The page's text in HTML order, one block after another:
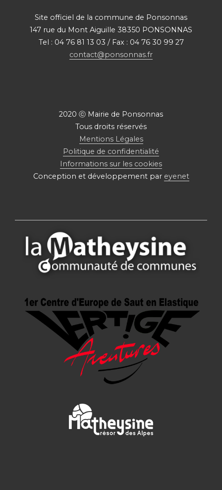
Site officiel de la commune de Ponsonnas
147 rue du Mont Aiguille 38350 PONSONNAS
Tel : 04 76 81 13 03 / Fax : 04 76 30 99 27
contact@ponsonnas.fr
2020 ⓒ Mairie de Ponsonnas
Tous droits réservés
Mentions Légales
Politique de confidentialité
Informations sur les cookies
Conception et développement par eyenet